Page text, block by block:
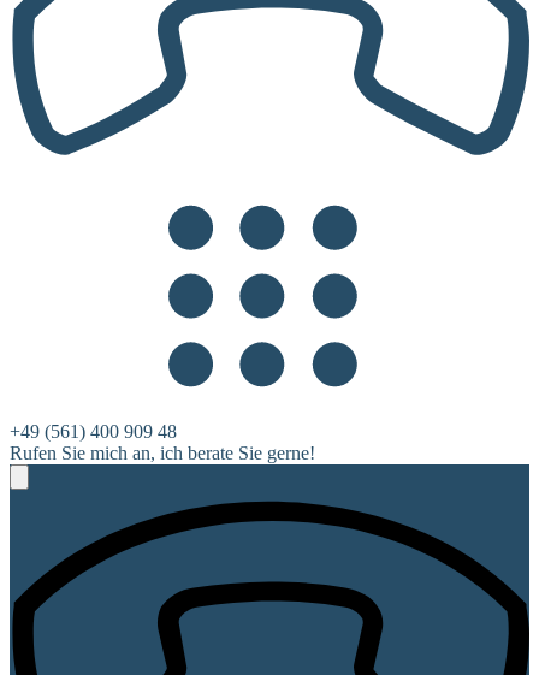
+49 (561) 400 909 48
Rufen Sie mich an, ich berate Sie gerne!